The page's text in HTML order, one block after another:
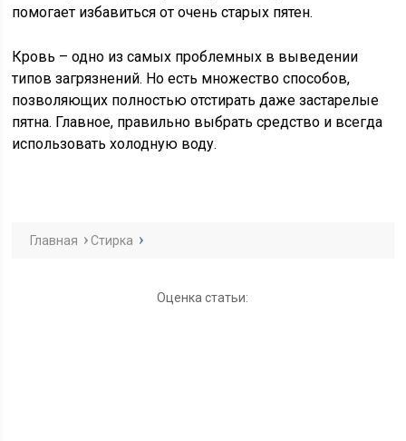
помогает избавиться от очень старых пятен.
Кровь – одно из самых проблемных в выведении
типов загрязнений. Но есть множество способов,
позволяющих полностью отстирать даже застарелые
пятна. Главное, правильно выбрать средство и всегда
использовать холодную воду.
Главная Стирка
Оценка статьи: